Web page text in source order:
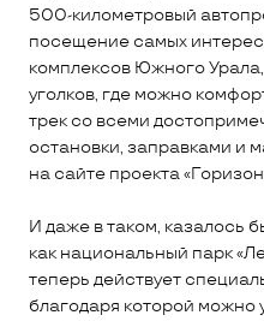
500-километровый
посещение самых
комплексов Южного
уголков, где можно
трек со всеми
остановки, заправками и
на сайте проекта
И даже в таком, казалось
как национальный парк
теперь действует
благодаря которой можно